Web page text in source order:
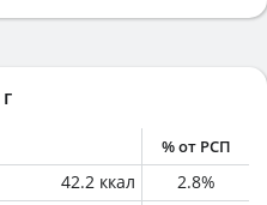
г
% от РСП
42.2 ккал 2.8%